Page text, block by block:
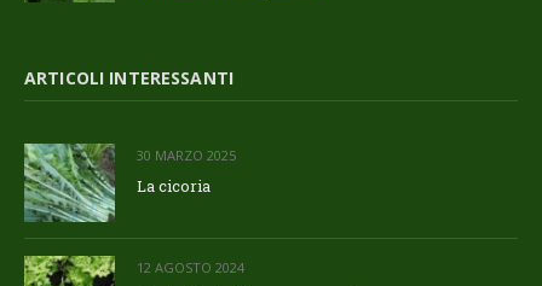
ARTICOLI INTERESSANTI
30 MARZO 2025
La cicoria
12 AGOSTO 2024